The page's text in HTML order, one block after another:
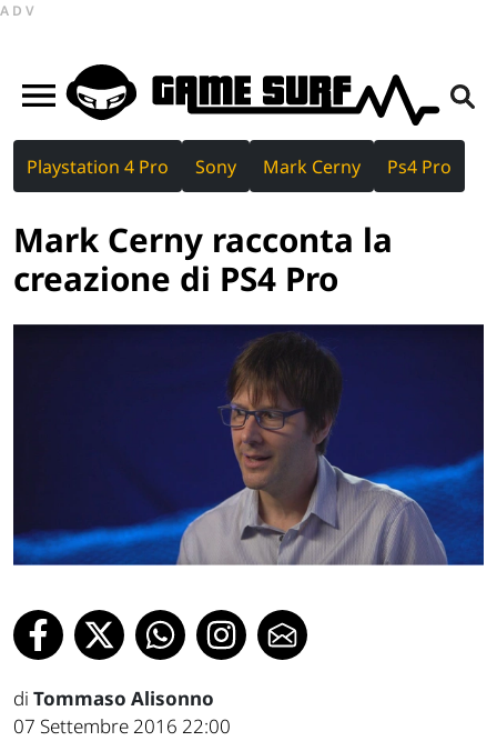
ADV
Playstation 4 Pro Sony Mark Cerny Ps4 Pro
Mark Cerny racconta la
creazione di PS4 Pro
di Tommaso Alisonno
07 Settembre 2016 22:00